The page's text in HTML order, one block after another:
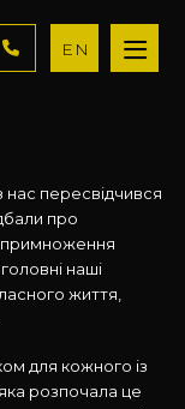
EN
нас пересвідчився
про
примноження
наші
життя,
для кожного із
розпочала це